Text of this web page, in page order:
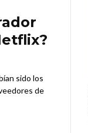
sido los
de